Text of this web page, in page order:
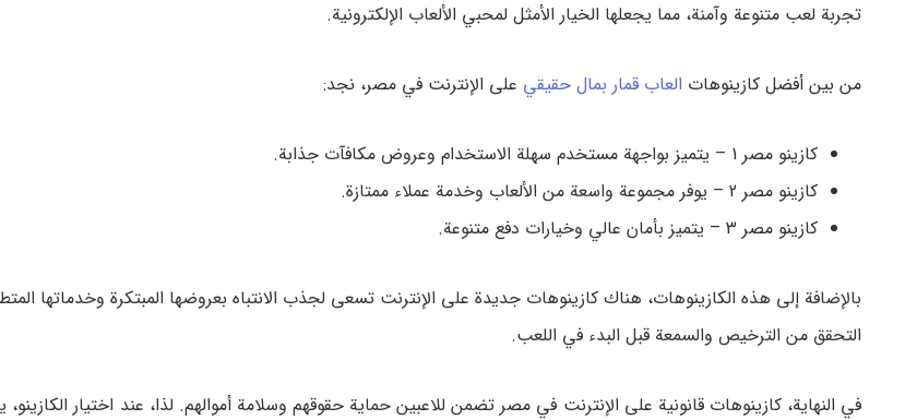
تجربة لعب متنوعة وآمنة، مما يجعلها الخيار الأمثل لمحبي الألعاب الإلكترونية.
من بين أفضل كازينوهات العاب قمار بمال حقيقي على الإنترنت في مصر، نجد:
كازينو مصر 1 – يتميز بواجهة مستخدم سهلة الاستخدام وعروض مكافآت جذابة.
كازينو مصر 2 – يوفر مجموعة واسعة من الألعاب وخدمة عملاء ممتازة.
كازينو مصر 3 – يتميز بأمان عالي وخيارات دفع متنوعة.
بالإضافة إلى هذه الكازينوهات، هناك كازينوهات جديدة على الإنترنت تسعى لجذب الانتباه بعروضها المبتكرة وخدماتها
التحقق من الترخيص والسمعة قبل البدء في اللعب.
في النهاية، كازينوهات قانونية على الإنترنت في مصر تضمن للاعبين حماية حقوقهم وسلامة أموالهم. لذا، عند اختيار